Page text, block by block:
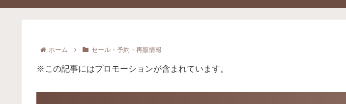
ホーム セール・予約・再販情報
※この記事にはプロモーションが含まれています。